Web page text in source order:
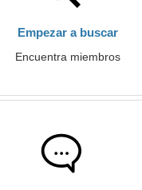
Empezar a buscar
Encuentra miembros